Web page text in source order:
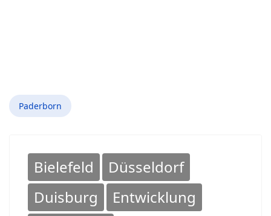
Paderborn
Bielefeld
Düsseldorf
Duisburg
Entwicklung